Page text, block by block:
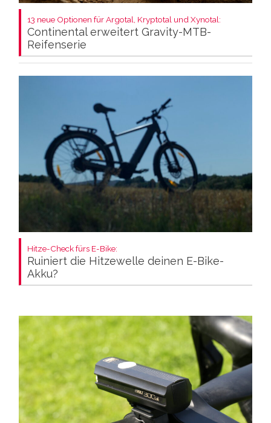
13 neue Optionen für Argotal, Kryptotal und Xynotal:
Continental erweitert Gravity-MTB-
Reifenserie
Hitze-Check fürs E-Bike:
Ruiniert die Hitzewelle deinen E-Bike-
Akku?